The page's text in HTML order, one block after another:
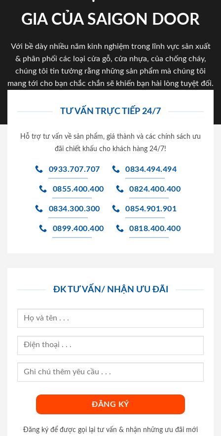
GIA CỦA SAIGON DOOR
Với bề dày nhiều năm kinh nghiệm trong lĩnh vực sản xuất
& phân phối các loại cửa gỗ, cửa nhựa, của chống cháy,
chúng tôi tin tưởng rằng những sản phẩm mà chúng tôi
mang tới cho bạn chắc chắn sẽ khiến bạn hài lòng tuyệt đối.
TƯ VẤN TRỰC TIẾP 24/7
Hỗ trợ tư vấn về sản phẩm, giá thành và các chính sách ưu
đãi chiết khấu cho khách hàng 24/7!
0933.707.707 0834.494.494
0855.400.400 0824.400.400
0834.300.300 0854.901.901
0899.400.400 0818.400.400
ĐK TƯ VẤN/ NHẬN ƯU ĐÃI
Đăng ký để được gọi lại tư vấn & nhận những ưu đãi mới